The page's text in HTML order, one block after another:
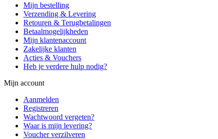
Mijn bestelling
Verzending & Levering
Retouren & Terugbetalingen
Betaalmogelijkheden
Mijn klantenaccount
Zakelijke klanten
Acties & Vouchers
Heb je verdere hulp nodig?
Mijn account
Aanmelden
Registreren
Wachtwoord vergeten?
Waar is mijn levering?
Voucher verzilveren